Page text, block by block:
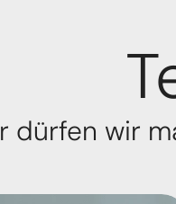
dürfen wir